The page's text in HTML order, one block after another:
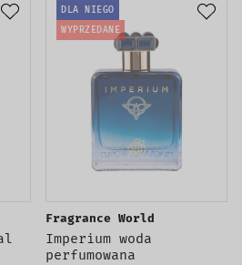
DLA NIEGO
WYPRZEDANE
Fragrance World
Imperium woda
perfumowana